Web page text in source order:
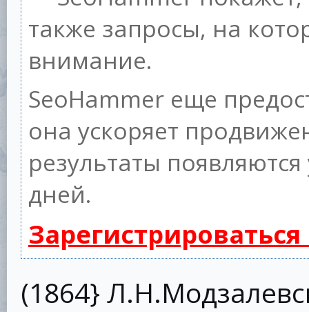
также запросы, на
внимание.
SeoHammer еще
она ускоряет
результаты
дней.
(1864}